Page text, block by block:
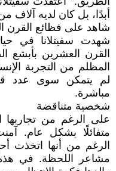
أبدًا، بل كان لديه آلاف
شاهد على فظائع القرن
شهدت سفيتلانا في
القرن العشرين بأبشع
المظلم من التجربة
لم يتمكن سوى عدد
مباشرة.
شخصية متناقضة
على الرغم من تجاربها
متفائلًا بشكل عام.
الرغم من أنها اتخذت
مشاعر اللحظة. في هذه